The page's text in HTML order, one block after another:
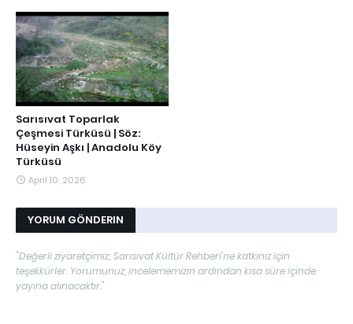
Sarısıvat Toparlak
Çeşmesi Türküsü | Söz:
Hüseyin Aşkı | Anadolu Köy
Türküsü
April 10, 2026
YORUM GÖNDERIN
"Değerli ziyaretçimiz; Sarısıvat Kültür Rehberi'ne katkınız için
teşekkürler. Yorumunuz, incelememizin ardından kısa süre içinde
yayına alınacaktır."